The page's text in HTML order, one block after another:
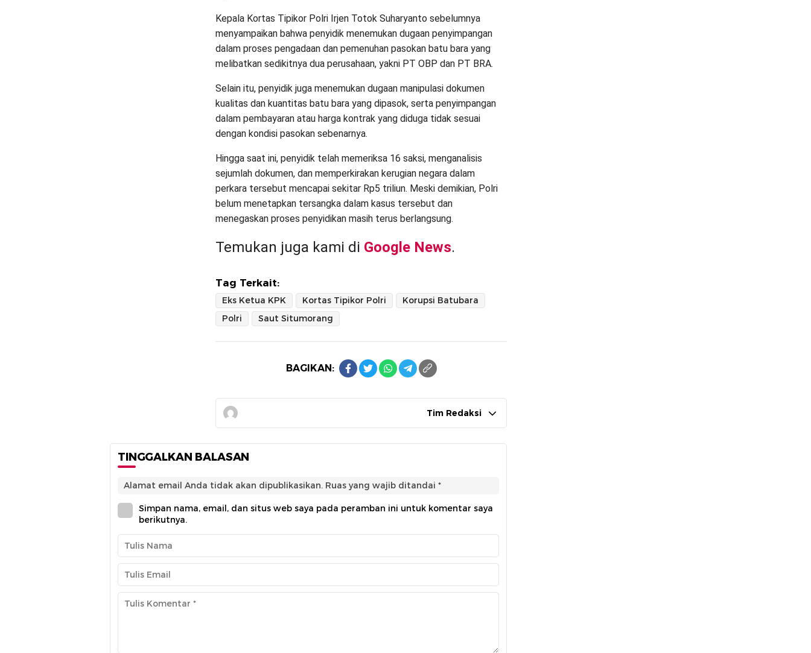
Kepala Kortas Tipikor Polri Irjen Totok Suharyanto sebelumnya
menyampaikan bahwa penyidik menemukan dugaan penyimpangan
dalam proses pengadaan dan pemenuhan pasokan batu bara yang
melibatkan sedikitnya dua perusahaan, yakni PT OBP dan PT BRA.
Selain itu, penyidik juga menemukan dugaan manipulasi dokumen
kualitas dan kuantitas batu bara yang dipasok, serta penyimpangan
dalam pembayaran atau harga kontrak yang diduga tidak sesuai
dengan kondisi pasokan sebenarnya.
Hingga saat ini, penyidik telah memeriksa 16 saksi, menganalisis
sejumlah dokumen, dan memperkirakan kerugian negara dalam
perkara tersebut mencapai sekitar Rp5 triliun. Meski demikian, Polri
belum menetapkan tersangka dalam kasus tersebut dan
menegaskan proses penyidikan masih terus berlangsung.
Temukan juga kami di Google News.
Tag Terkait:
Eks Ketua KPK Kortas Tipikor Polri
Korupsi Batubara
Polri
Saut Situmorang
BAGIKAN:
Tim Redaksi
TINGGALKAN BALASAN
Alamat email Anda tidak akan dipublikasikan. Ruas yang wajib ditandai *
Simpan nama, email, dan situs web saya pada peramban ini untuk komentar saya
berikutnya.